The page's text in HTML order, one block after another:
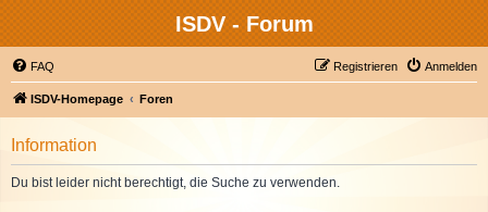
ISDV - Forum
FAQ Anmelden
Registrieren
ISDV-Homepage Foren
Information
Du bist leider nicht berechtigt, die Suche zu verwenden.